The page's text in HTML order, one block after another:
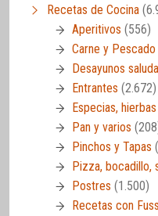
Recetas de Cocina
Aperitivos (556)
Carne y Pescado
Desayunos
Entrantes (2.672)
Especias,
Pan y varios
Pinchos y Tapas
Pizza, bocadillo,
Postres (1.500)
Recetas con